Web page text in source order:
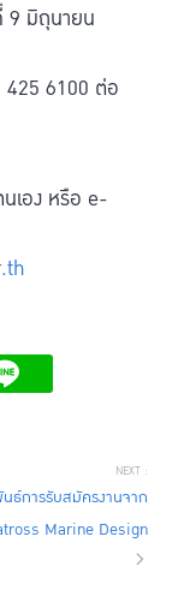
9 มิถุนายน
425 6100 ต่อ
เอง หรือ e-
ธ์การรับสมัครงานจาก
Marine Design